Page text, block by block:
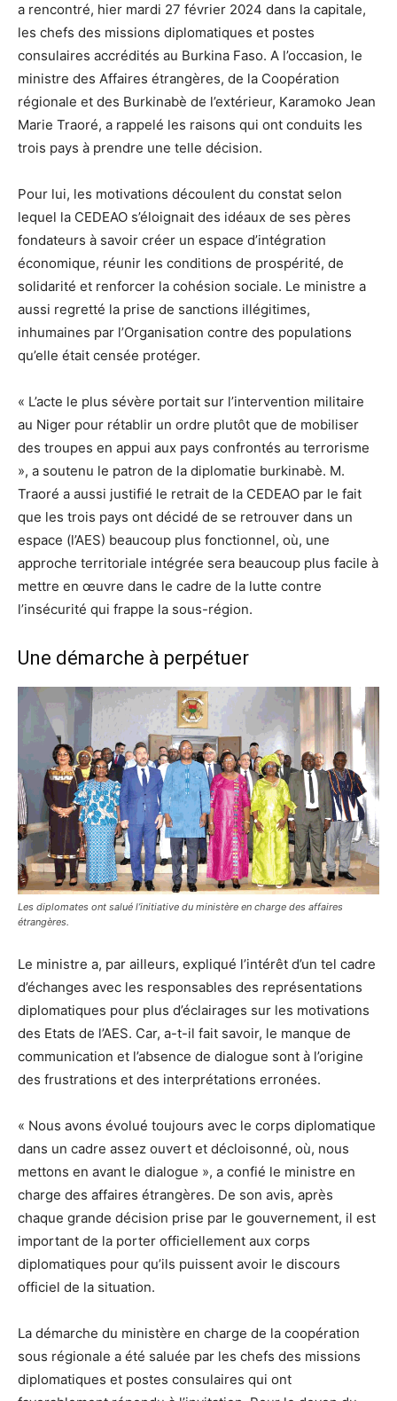
a rencontré, hier mardi 27 février 2024 dans la capitale,
les chefs des missions diplomatiques et postes
consulaires accrédités au Burkina Faso. A l’occasion, le
ministre des Affaires étrangères, de la Coopération
régionale et des Burkinabè de l’extérieur, Karamoko Jean
Marie Traoré, a rappelé les raisons qui ont conduits les
trois pays à prendre une telle décision.
Pour lui, les motivations découlent du constat selon
lequel la CEDEAO s’éloignait des idéaux de ses pères
fondateurs à savoir créer un espace d’intégration
économique, réunir les conditions de prospérité, de
solidarité et renforcer la cohésion sociale. Le ministre a
aussi regretté la prise de sanctions illégitimes,
inhumaines par l’Organisation contre des populations
qu’elle était censée protéger.
« L’acte le plus sévère portait sur l’intervention militaire
au Niger pour rétablir un ordre plutôt que de mobiliser
des troupes en appui aux pays confrontés au terrorisme
», a soutenu le patron de la diplomatie burkinabè. M.
Traoré a aussi justifié le retrait de la CEDEAO par le fait
que les trois pays ont décidé de se retrouver dans un
espace (l’AES) beaucoup plus fonctionnel, où, une
approche territoriale intégrée sera beaucoup plus facile à
mettre en œuvre dans le cadre de la lutte contre
l’insécurité qui frappe la sous-région.
Une démarche à perpétuer
Les diplomates ont salué l’initiative du ministère en charge des affaires
étrangères.
Le ministre a, par ailleurs, expliqué l’intérêt d’un tel cadre
d’échanges avec les responsables des représentations
diplomatiques pour plus d’éclairages sur les motivations
des Etats de l’AES. Car, a-t-il fait savoir, le manque de
communication et l’absence de dialogue sont à l’origine
des frustrations et des interprétations erronées.
« Nous avons évolué toujours avec le corps diplomatique
dans un cadre assez ouvert et décloisonné, où, nous
mettons en avant le dialogue », a confié le ministre en
charge des affaires étrangères. De son avis, après
chaque grande décision prise par le gouvernement, il est
important de la porter officiellement aux corps
diplomatiques pour qu’ils puissent avoir le discours
officiel de la situation.
La démarche du ministère en charge de la coopération
sous régionale a été saluée par les chefs des missions
diplomatiques et postes consulaires qui ont